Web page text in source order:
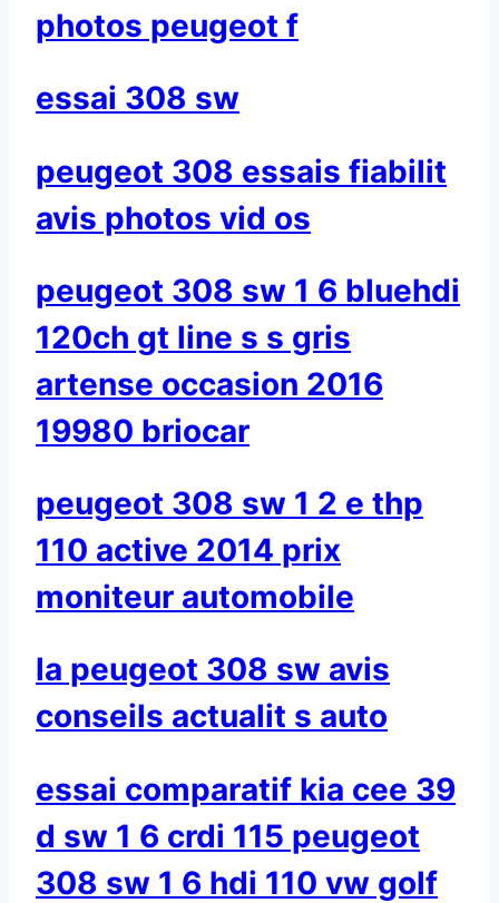
photos peugeot f
essai 308 sw
peugeot 308 essais fiabilit
avis photos vid os
peugeot 308 sw 1 6 bluehdi
120ch gt line s s gris
artense occasion 2016
19980 briocar
peugeot 308 sw 1 2 e thp
110 active 2014 prix
moniteur automobile
la peugeot 308 sw avis
conseils actualit s auto
essai comparatif kia cee 39
d sw 1 6 crdi 115 peugeot
308 sw 1 6 hdi 110 vw golf